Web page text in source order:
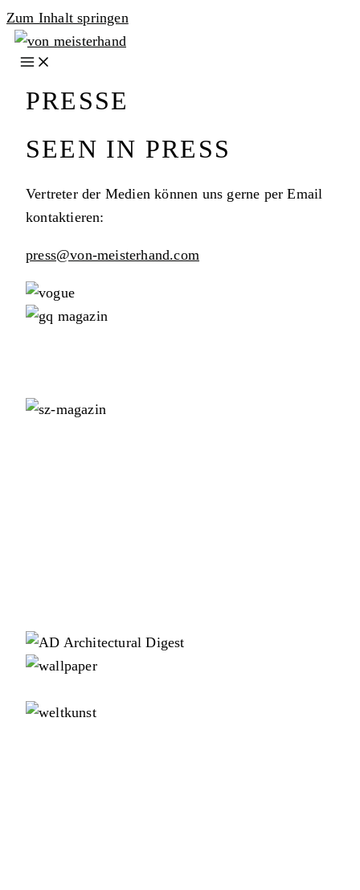
Zum Inhalt springen
PRESSE
SEEN IN PRESS
Vertreter der Medien können uns gerne per Email
kontaktieren:
press@von-meisterhand.com